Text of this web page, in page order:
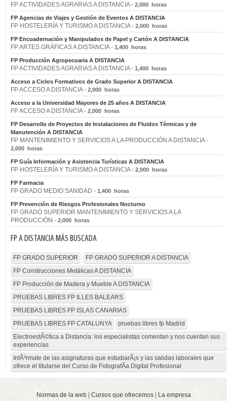
FP ACTIVIDADES AGRARIAS A DISTANCIA - 2,000 horas
FP Agencias de Viajes y Gestión de Eventos A DISTANCIA
FP HOSTELERÍA Y TURISMO A DISTANCIA - 2,000 horas
FP Encuadernación y Manipulados de Papel y Cartón A DISTANCIA
FP ARTES GRÁFICAS A DISTANCIA - 1,400 horas
FP Producción Agropecuaria A DISTANCIA
FP ACTIVIDADES AGRARIAS A DISTANCIA - 1,400 horas
Acceso a Ciclos Formativos de Grado Superior A DISTANCIA
FP ACCESO A DISTANCIA - 2,000 horas
Acceso a la Universidad Mayores de 25 años A DISTANCIA
FP ACCESO A DISTANCIA - 2,000 horas
FP Desarrollo de Proyectos de Instalaciones de Fluidos Térmicas y de
Manutención A DISTANCIA
FP MANTENIMIENTO Y SERVICIOS A LA PRODUCCIÓN A DISTANCIA -
2,000 horas
FP Guía Información y Asistencia Turísticas A DISTANCIA
FP HOSTELERÍA Y TURISMO A DISTANCIA - 2,000 horas
FP Farmacia
FP GRADO MEDIO SANIDAD - 1,400 horas
FP Prevención de Riesgos Profesionales Nocturno
FP GRADO SUPERIOR MANTENIMIENTO Y SERVICIOS A LA
PRODUCCIÓN - 2,000 horas
FP A DISTANCIA MÁS BUSCADA
FP GRADO SUPERIOR
FP GRADO SUPERIOR A DISTANCIA
FP Construcciones Metálicas A DISTANCIA
FP Producción de Madera y Mueble A DISTANCIA
PRUEBAS LIBRES FP ILLES BALEARS
PRUEBAS LIBRES FP ISLAS CANARIAS
PRUEBAS LIBRES FP CATALUNYA
pruebas libres fp Madrid
ElectroestÃ©tica a Distancia: los especialistas comentan y nos cuentan sus
experiencias
InfÃ³rmate de las asignaturas que estudiarÃ¡s y las salidas laborales que
ofrece el titularse del Curso de FotografÃ­a Digital Profesional
Normas de la web| Cursos que ofrecemos| La empresa